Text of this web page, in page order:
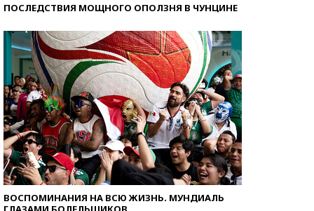
ПОСЛЕДСТВИЯ МОЩНОГО ОПОЛЗНЯ В ЧУНЦИНЕ
ВОСПОМИНАНИЯ НА ВСЮ ЖИЗНЬ. МУНДИАЛЬ